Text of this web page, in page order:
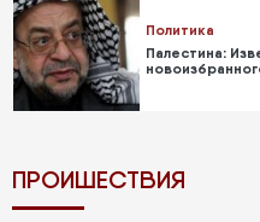
Политика
Палестина:
Политика
Нетаньяху
ПРОИШЕСТВИЯ